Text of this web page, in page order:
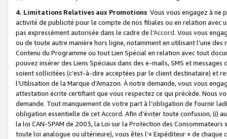
4. Limitations Relatives aux Promotions Vous vous engagez à ne
activité de publicité pour le compte de nos filiales ou en relation avec
pas expressément autorisée dans le cadre de l’Accord. Vous vous
ou de toute autre manière hors ligne, notamment en utilisant l’une
Contenu du Programme ou tout Lien Spécial en relation avec tout
pouvez insérer des Liens Spéciaux dans des e-mails, SMS et
soient sollicitées (c’est-à-dire acceptées par le client destinataire) et
l’Utilisation de la Marque d’Amazon. À notre demande, vous vous
attestation écrite certifiant que vous respectez ce qui précède. Nous
demande. Tout manquement de votre part à l’obligation de fournir
obligation essentielle de cet Accord. Afin d’éviter toute confusion, (i)
la loi CAN-SPAM de 2003, la Loi sur la Protection des
toute loi analogue ou ultérieure), vous êtes l’« Expéditeur » de